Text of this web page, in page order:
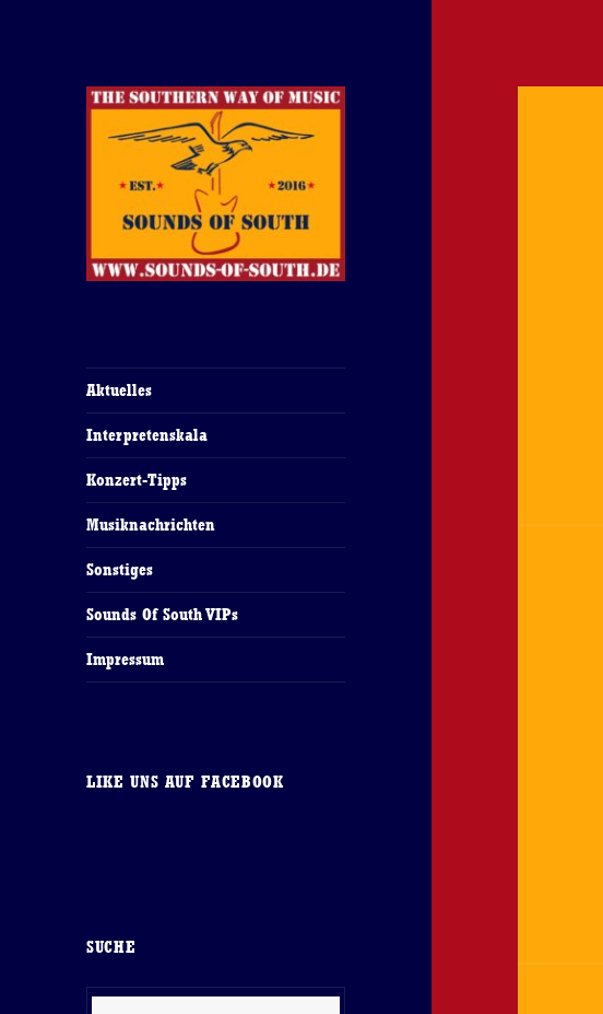
Aktuelles
Interpretenskala
Konzert-Tipps
Musiknachrichten
Sonstiges
Sounds Of South VIPs
Impressum
LIKE UNS AUF FACEBOOK
SUCHE